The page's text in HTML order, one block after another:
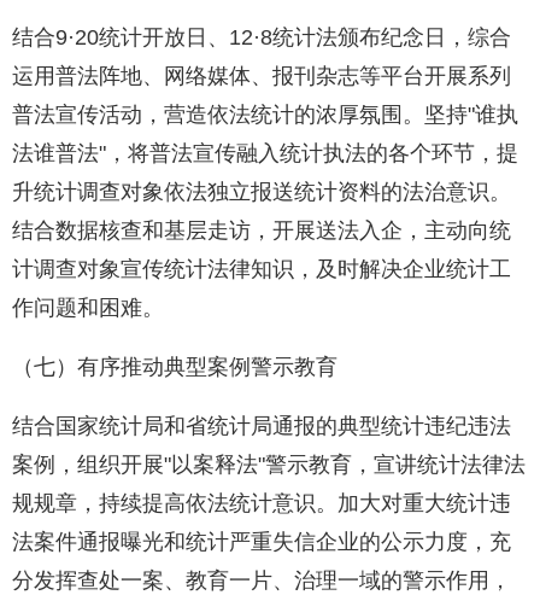
结合9·20统计开放日、12·8统计法颁布纪念日，综合
运用普法阵地、网络媒体、报刊杂志等平台开展系列
普法宣传活动，营造依法统计的浓厚氛围。坚持"谁执
法谁普法"，将普法宣传融入统计执法的各个环节，提
升统计调查对象依法独立报送统计资料的法治意识。
结合数据核查和基层走访，开展送法入企，主动向统
计调查对象宣传统计法律知识，及时解决企业统计工
作问题和困难。
（七）有序推动典型案例警示教育
结合国家统计局和省统计局通报的典型统计违纪违法
案例，组织开展"以案释法"警示教育，宣讲统计法律法
规规章，持续提高依法统计意识。加大对重大统计违
法案件通报曝光和统计严重失信企业的公示力度，充
分发挥查处一案、教育一片、治理一域的警示作用，